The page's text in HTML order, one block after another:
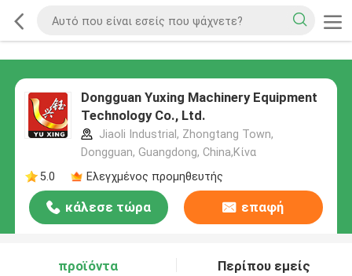
Dongguan Yuxing Machinery Equipment
Technology Co., Ltd.
Jiaoli Industrial, Zhongtang Town,
Dongguan, Guangdong, China,Κίνα
5.0
Ελεγχμένος προμηθευτής
κάλεσε τώρα επαφή
προϊόντα Περίπου εμείς